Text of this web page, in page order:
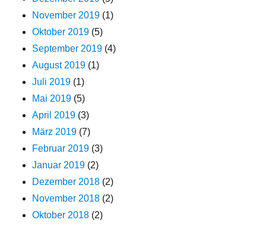
November 2019 (1)
Oktober 2019 (5)
September 2019 (4)
August 2019 (1)
Juli 2019 (1)
Mai 2019 (5)
April 2019 (3)
März 2019 (7)
Februar 2019 (3)
Januar 2019 (2)
Dezember 2018 (2)
November 2018 (2)
Oktober 2018 (2)